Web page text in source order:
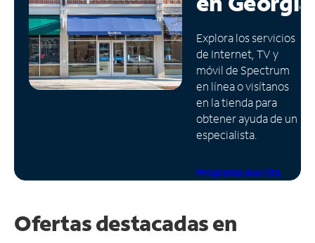
Administrar
cuenta
Encuentra
una
tienda
Explora los servicios
de Internet, TV y
móvil de Spectrum
en línea o visítanos
en la tienda para
obtener ayuda de un
especialista.
Programa una cita
Ofertas destacadas en